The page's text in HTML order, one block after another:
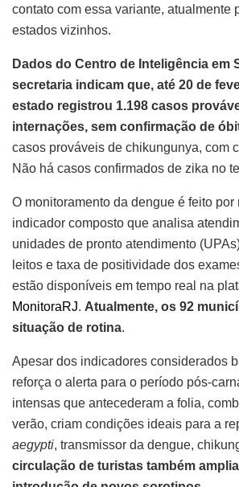
contato com essa variante, atualmente
estados vizinhos.
Dados do Centro de Inteligência em
secretaria indicam que, até 20 de
estado registrou 1.198 casos
internações, sem confirmação de
casos prováveis de chikungunya, com
Não há casos confirmados de zika no
O monitoramento da dengue é feito por
indicador composto que analisa
unidades de pronto atendimento
leitos e taxa de positividade dos
estão disponíveis em tempo real na
MonitoraRJ. Atualmente, os 92
situação de rotina.
Apesar dos indicadores considerados
reforça o alerta para o período pós-
intensas que antecederam a folia,
verão, criam condições ideais para a
aegypti, transmissor da dengue,
circulação de turistas também